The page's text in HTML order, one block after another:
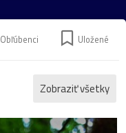
Obľúbenci Uložené
Zobraziť všetky
Ludia uprava